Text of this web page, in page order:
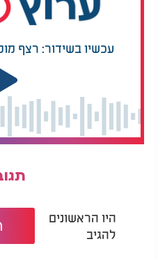
עכשיו בשידור: רצף
היו הראשונים
להגיב